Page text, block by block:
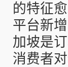
的特征
平台新
加坡是
消费者